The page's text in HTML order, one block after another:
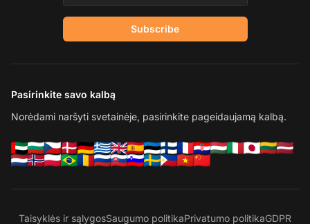
Subscribe
Pasirinkite savo kalbą
Norėdami naršyti svetainėje, pasirinkite pageidaujamą kalbą.
Taisyklės ir sąlygosSaugumo politikaPrivatumo politikaGDPR